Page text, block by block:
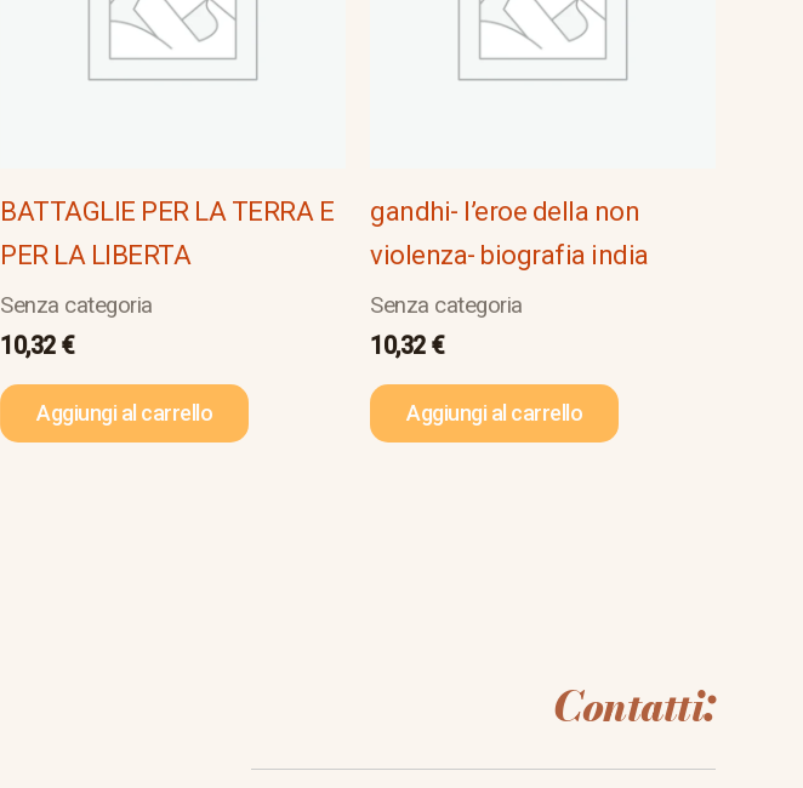
BATTAGLIE PER LA TERRA E
PER LA LIBERTA
Senza categoria
10,32 €
Aggiungi al carrello
gandhi- l’eroe della non
violenza- biografia india
Senza categoria
10,32 €
Aggiungi al carrello
Contatti: